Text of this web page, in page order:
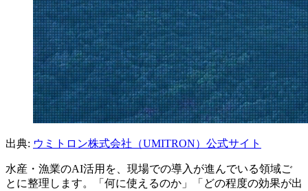
出典: ウミトロン株式会社（UMITRON）公式サイト
水産・漁業のAI活用を、現場での導入が進んでいる領域ご
とに整理します。「何に使えるのか」「どの程度の効果が出